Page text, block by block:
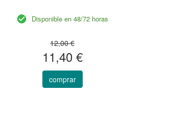
Disponible en 48/72 horas
12,00 €
11,40 €
comprar